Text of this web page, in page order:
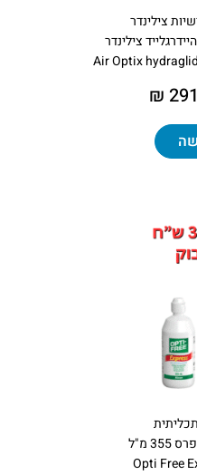
צילינדר
צילינדר
Air Optix
מ"ל
Opti Free